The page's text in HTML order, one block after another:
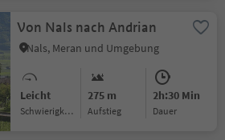
Von Nals nach Andrian
Nals, Meran und Umgebung
Leicht
Schwierigkeitsgrad
275 m
Aufstieg
2h:30 Min
Dauer